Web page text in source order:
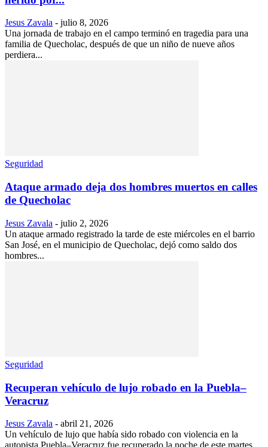
Jesus Zavala - julio 8, 2026
Una jornada de trabajo en el campo terminó en tragedia para una
familia de Quecholac, después de que un niño de nueve años
perdiera...
Seguridad
Ataque armado deja dos hombres muertos en calles
de Quecholac
Jesus Zavala - julio 2, 2026
Un ataque armado registrado la tarde de este miércoles en el barrio
San José, en el municipio de Quecholac, dejó como saldo dos
hombres...
Seguridad
Recuperan vehículo de lujo robado en la Puebla–
Veracruz
Jesus Zavala - abril 21, 2026
Un vehículo de lujo que había sido robado con violencia en la